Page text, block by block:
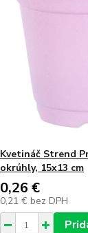
Kvetináč Strend
okrúhly, 15x13 cm
0,26 €
0,21 € bez DPH